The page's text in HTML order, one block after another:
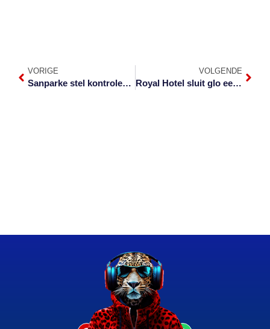
VORIGE
Sanparke stel kontrolepunte in suide van wildtuin in
VOLGENDE
Royal Hotel sluit glo eersdaags sy deure